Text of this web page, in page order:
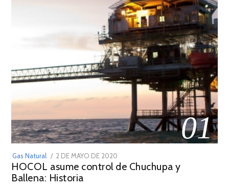
01
Gas Natural
POSTED
ON
2 DE MAYO DE 2020
DE
HOCOL asume control de Chuchupa y
Ballena: Historia